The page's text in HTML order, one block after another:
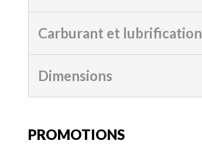
Carburant et lubrification
Dimensions
PROMOTIONS